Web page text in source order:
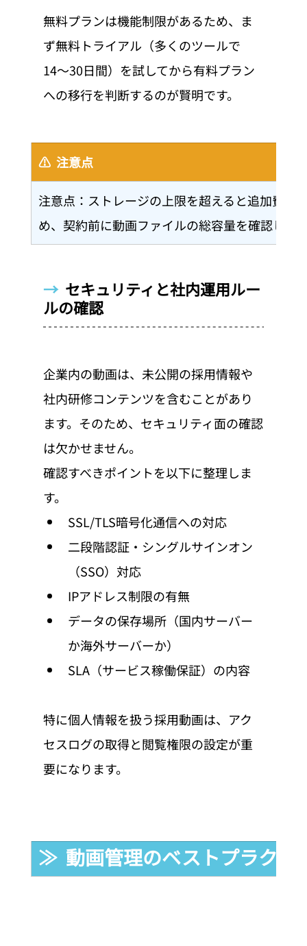
無料プランは機能制限があるため、ま
ず無料トライアル（多くのツールで
14〜30日間）を試してから有料プラン
への移行を判断するのが賢明です。
⚠️  注意点
注意点：ストレージの上限を超えると追加費用
め、契約前に動画ファイルの総容量を確認して
→ セキュリティと社内運用ルー
ルの確認
企業内の動画は、未公開の採用情報や
社内研修コンテンツを含むことがあり
ます。そのため、セキュリティ面の確認
は欠かせません。
確認すべきポイントを以下に整理しま
す。
SSL/TLS暗号化通信への対応
二段階認証・シングルサインオン
（SSO）対応
IPアドレス制限の有無
データの保存場所（国内サーバー
か海外サーバーか）
SLA（サービス稼働保証）の内容
特に個人情報を扱う採用動画は、アク
セスログの取得と閲覧権限の設定が重
要になります。
≫  動画管理のベストプラクテ